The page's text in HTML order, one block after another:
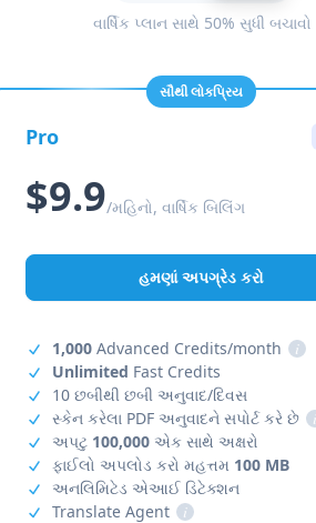
વાર્ષિક પ્લાન સાથે 50% સુધી બચાવો
સૌથી લોકપ્રિય
Pro
$9.9/મહિનો, વાર્ષિક બિલિંગ
હમણાં અપગ્રેડ કરો
1,000 Advanced Credits/month
i
Unlimited Fast Credits
10 છબીથી છબી અનુવાદ/દિવસ
સ્કેન કરેલા PDF અનુવાદને સપોર્ટ કરે છે
i
અપટુ 100,000 એક સાથે અક્ષરો
ફાઈલો અપલોડ કરો મહત્તમ 100 MB
અનલિમિટેડ એઆઈ ડિટેક્શન
Translate Agent
i